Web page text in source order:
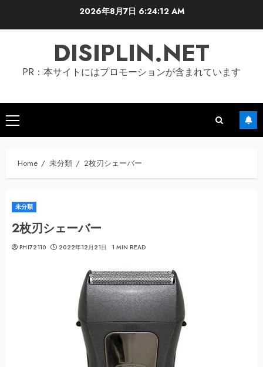
2026年8月7日 6:24:12 AM
DISIPLIN.NET
PR：本サイトにはプロモーションが含まれています
Primary
Menu
Home 未分類 2枚刃シェーバー
未分類
2枚刃シェーバー
PHI72110 2022年12月21日 1 MIN READ